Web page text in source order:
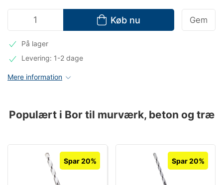
Køb nu Gem
På lager
Levering: 1-2 dage
Mere information
Populært i Bor til murværk, beton og træ
Spar 20% Spar 20%